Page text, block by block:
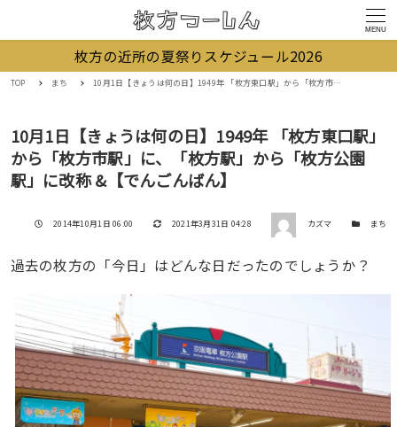
MENU
枚方の近所の夏祭りスケジュール2026
TOP まち 10月1日【きょうは何の日】1949年 「枚方東口駅」から「枚方市駅」に、「枚方駅」から「枚方公園駅」に改称 &【でんごんばん】
10月1日【きょうは何の日】1949年 「枚方東口駅」
から「枚方市駅」に、「枚方駅」から「枚方公園
駅」に改称 &【でんごんばん】
投稿日
2014年10月1日 06:00 更新日
2021年3月31日 04:28 著者 カズマ カテゴリー
まち
過去の枚方の「今日」はどんな日だったのでしょうか？